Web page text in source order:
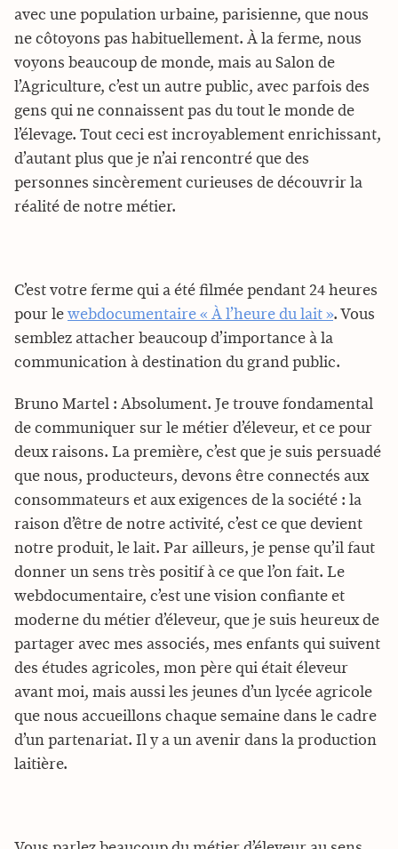
avec une population urbaine, parisienne, que nous
ne côtoyons pas habituellement. À la ferme, nous
voyons beaucoup de monde, mais au Salon de
l’Agriculture, c’est un autre public, avec parfois des
gens qui ne connaissent pas du tout le monde de
l’élevage. Tout ceci est incroyablement enrichissant,
d’autant plus que je n’ai rencontré que des
personnes sincèrement curieuses de découvrir la
réalité de notre métier.
C’est votre ferme qui a été filmée pendant 24 heures
pour le webdocumentaire « À l’heure du lait ». Vous
semblez attacher beaucoup d’importance à la
communication à destination du grand public.
Bruno Martel : Absolument. Je trouve fondamental
de communiquer sur le métier d’éleveur, et ce pour
deux raisons. La première, c’est que je suis persuadé
que nous, producteurs, devons être connectés aux
consommateurs et aux exigences de la société : la
raison d’être de notre activité, c’est ce que devient
notre produit, le lait. Par ailleurs, je pense qu’il faut
donner un sens très positif à ce que l’on fait. Le
webdocumentaire, c’est une vision confiante et
moderne du métier d’éleveur, que je suis heureux de
partager avec mes associés, mes enfants qui suivent
des études agricoles, mon père qui était éleveur
avant moi, mais aussi les jeunes d’un lycée agricole
que nous accueillons chaque semaine dans le cadre
d’un partenariat. Il y a un avenir dans la production
laitière.